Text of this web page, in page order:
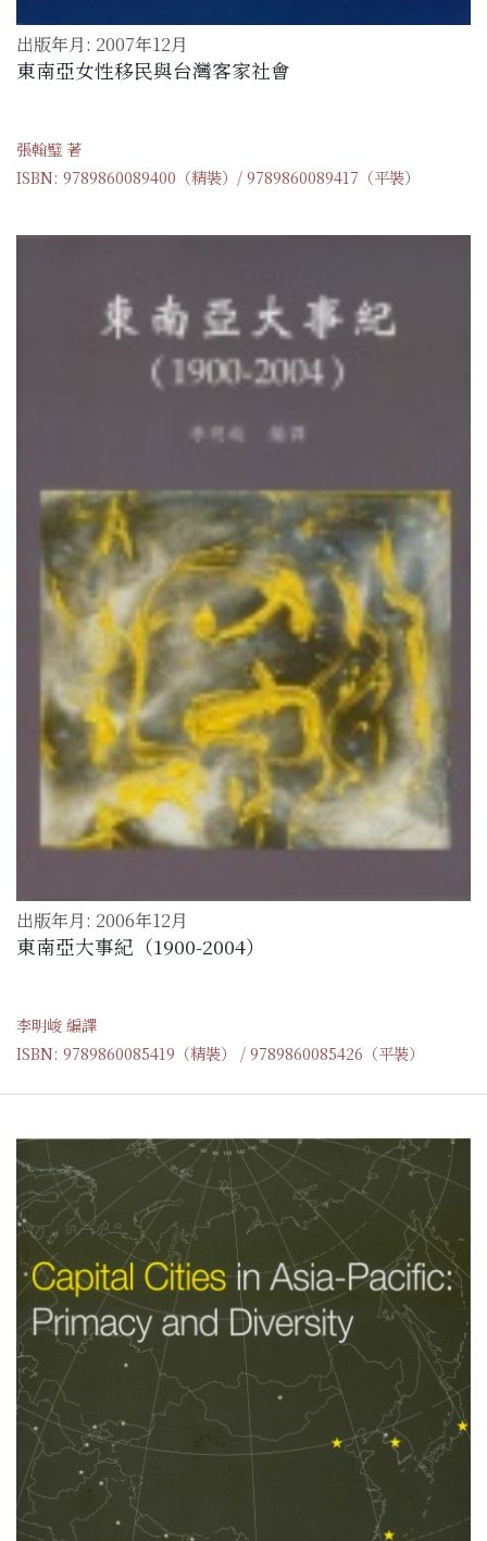
出版年月: 2007年12月
東南亞女性移民與台灣客家社會
張翰璧 著
ISBN: 9789860089400（精裝）/ 9789860089417（平裝）
出版年月: 2006年12月
東南亞大事紀（1900-2004）
李明峻 編譯
ISBN: 9789860085419（精裝） / 9789860085426（平裝）